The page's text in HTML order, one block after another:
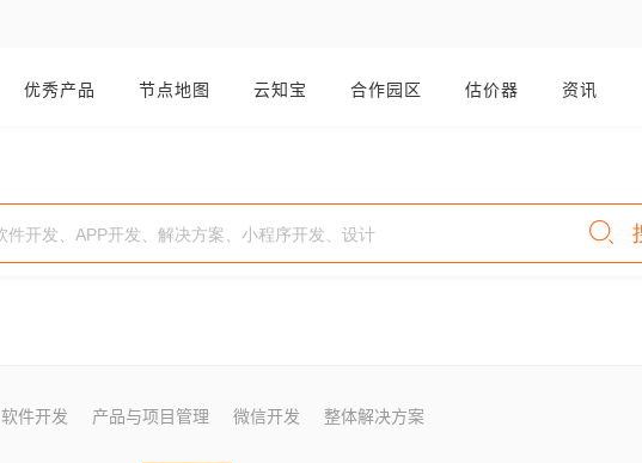
优秀产品 节点地图 云知宝 合作园区 估价器 资讯
软件开发 产品与项目管理 微信开发 整体解决方案